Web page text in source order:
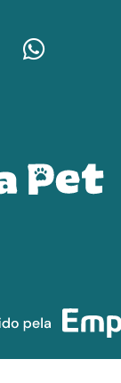
Adota Pet